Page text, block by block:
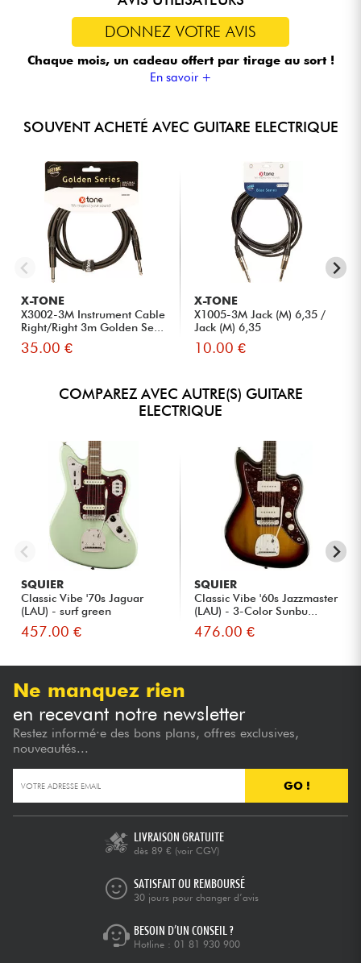
DONNEZ VOTRE AVIS
Chaque mois, un cadeau offert par tirage au sort !
En savoir +
SOUVENT ACHETÉ AVEC GUITARE ELECTRIQUE
X-TONE
X3002-3M Instrument Cable
Right/Right 3m Golden Se...
35.00 €
X-TONE
X1005-3M Jack (M) 6,35 /
Jack (M) 6,35
10.00 €
COMPAREZ AVEC AUTRE(S) GUITARE
ELECTRIQUE
SQUIER
Classic Vibe '70s Jaguar
(LAU) - surf green
457.00 €
SQUIER
Classic Vibe '60s Jazzmaster
(LAU) - 3-Color Sunbu...
476.00 €
Ne manquez rien
en recevant notre newsletter
Restez informé·e des bons plans, offres exclusives,
nouveautés...
GO !
LIVRAISON GRATUITE
dès 89 € (voir CGV)
SATISFAIT OU REMBOURSÉ
30 jours pour changer d’avis
BESOIN D’UN CONSEIL ?
Hotline : 01 81 930 900